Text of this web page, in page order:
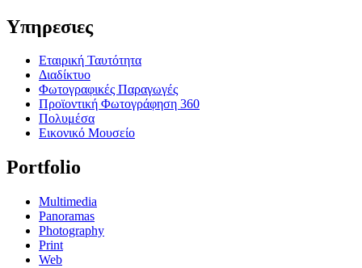
Υπηρεσιες
Εταιρική Ταυτότητα
Διαδίκτυο
Φωτογραφικές Παραγωγές
Προϊοντική Φωτογράφηση 360
Πολυμέσα
Εικονικό Μουσείο
Portfolio
Multimedia
Panoramas
Photography
Print
Web